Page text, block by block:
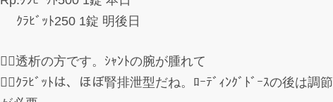
ｸﾗﾋﾞｯﾄ250 1錠 明後日
👨‍⚕️透析の方です。ｼｬﾝﾄの腕が腫れて
👩‍⚕️ｸﾗﾋﾞｯﾄは、ほぼ腎排泄型だね。ﾛｰﾃﾞｨﾝｸﾞﾄﾞｰｽの後は調節